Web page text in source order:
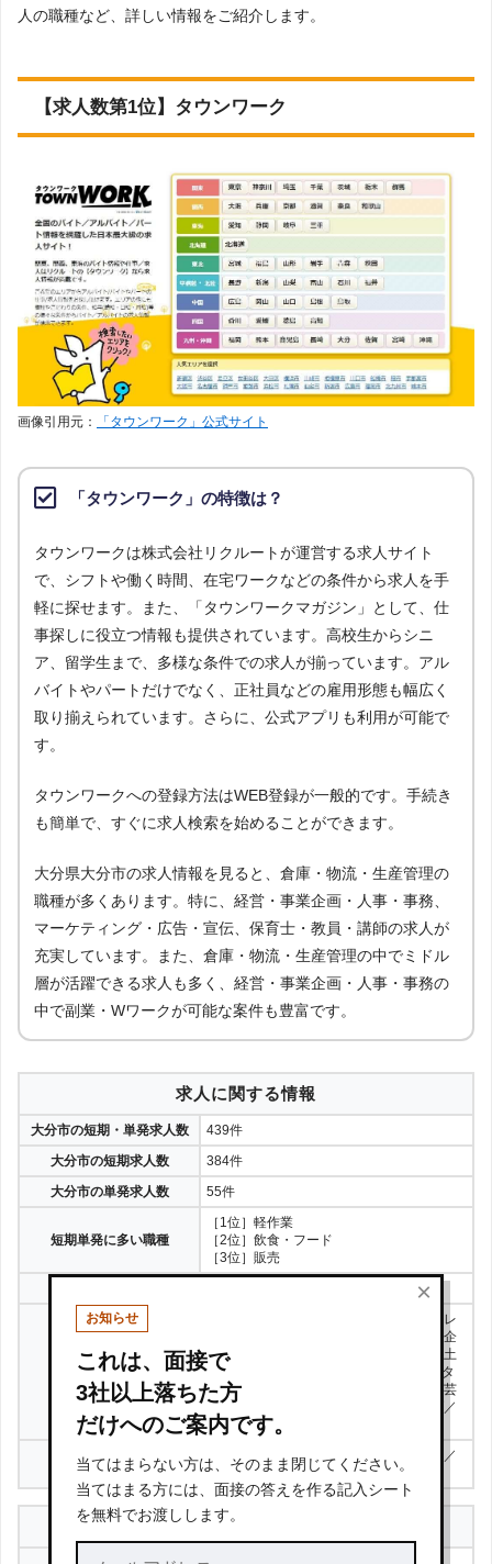
人の職種など、詳しい情報をご紹介します。
【求人数第1位】タウンワーク
画像引用元： 「タウンワーク」公式サイト
「タウンワーク」の特徴は？
タウンワークは株式会社リクルートが運営する求人サイト
で、シフトや働く時間、在宅ワークなどの条件から求人を手
軽に探せます。また、「タウンワークマガジン」として、仕
事探しに役立つ情報も提供されています。高校生からシニ
ア、留学生まで、多様な条件での求人が揃っています。アル
バイトやパートだけでなく、正社員などの雇用形態も幅広く
取り揃えられています。さらに、公式アプリも利用が可能で
す。
タウンワークへの登録方法はWEB登録が一般的です。手続き
も簡単で、すぐに求人検索を始めることができます。
大分県大分市の求人情報を見ると、倉庫・物流・生産管理の
職種が多くあります。特に、経営・事業企画・人事・事務、
マーケティング・広告・宣伝、保育士・教員・講師の求人が
充実しています。また、倉庫・物流・生産管理の中でミドル
層が活躍できる求人も多く、経営・事業企画・人事・事務の
中で副業・Wワークが可能な案件も豊富です。
求人に関する情報
大分市の短期・単発求人数
439件
大分市の短期求人数
384件
大分市の単発求人数
55件
短期単発に多い職種
［1位］軽作業
［2位］飲食・フード
［3位］販売
取扱い職種
飲食・フード／販売／接客・サービス／レ
ジャー／エンタメ／営業／事務／総務・企
画／教育／物流・配送／軽作業／建築・土
木・建設／工場・製造／IT・コンピュータ
／医療・介護・福祉／マスコミ・出版／芸
能／ガールズバー・キャバクラ・クラブ／
専門職／他
取扱い雇用形態
アルバイト／パート／正社員／契約社員／
派遣社員／その他
運営会社などに関する情報
×
お知らせ
これは、面接で
3社以上落ちた方
だけへのご案内です。
当てはまらない方は、そのまま閉じてください。
当てはまる方には、面接の答えを作る記入シート
を無料でお渡しします。